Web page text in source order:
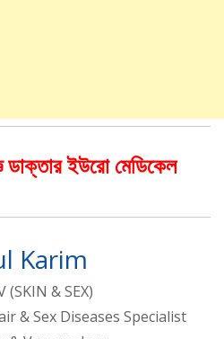
ডাক্তার ইউরো মেডিকেল
Karim
(SKIN & SEX)
& Sex Diseases Specialist